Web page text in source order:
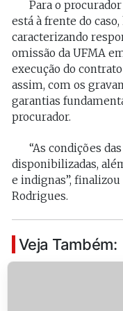
Para o
está à frente do
caracterizando
omissão da UFMA
execução do
assim, com os
garantias
procurador.
“As condições
disponibilizadas,
e indignas”,
Rodrigues.
Veja Também: